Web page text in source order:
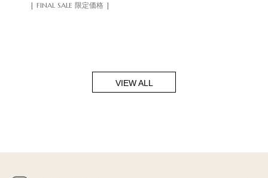
| FINAL SALE 限定価格 |
VIEW ALL